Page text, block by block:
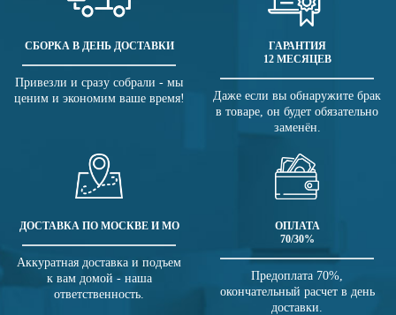
СБОРКА В ДЕНЬ ДОСТАВКИ
Привезли и сразу собрали - мы
ценим и экономим ваше время!
ГАРАНТИЯ
12 МЕСЯЦЕВ
Даже если вы обнаружите брак
в товаре, он будет обязательно
заменён.
ДОСТАВКА ПО МОСКВЕ И МО
Аккуратная доставка и подъем
к вам домой - наша
ответственность.
ОПЛАТА
70/30%
Предоплата 70%,
окончательный расчет в день
доставки.